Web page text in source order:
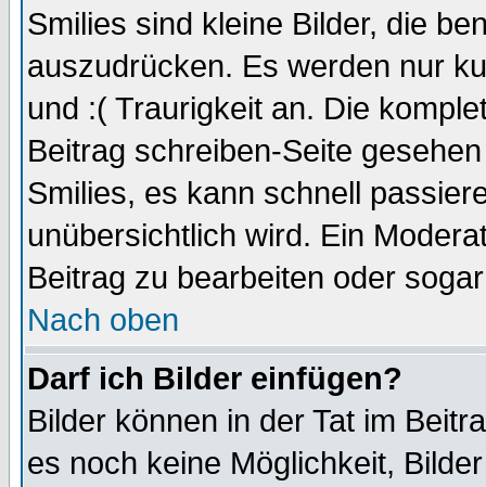
Smilies sind kleine Bilder, die
auszudrücken. Es werden nur
und :( Traurigkeit an. Die
Beitrag schreiben-Seite
Smilies, es kann schnell
unübersichtlich wird. Ein
Beitrag zu bearbeiten oder
Nach oben
Darf ich Bilder einfügen?
Bilder können in der Tat im
es noch keine Möglichkeit,